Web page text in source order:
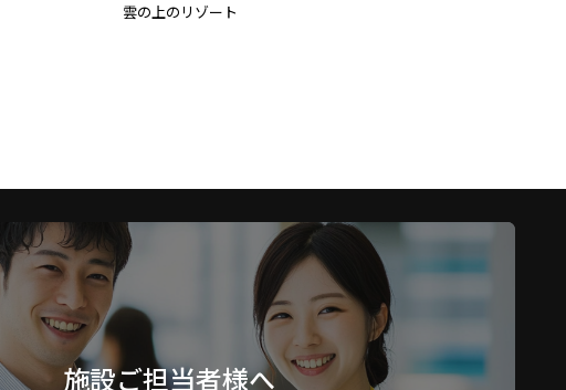
雲の上のリゾート
施設ご担当者様へ